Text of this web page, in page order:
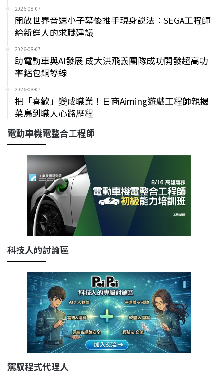
2026-08-07
開放世界音速小子幕後推手現身說法：SEGA工程師
給新鮮人的求職建議
2026-08-07
助電動車與AI發展 成大洪飛義團隊成功開發超高功
率鋁包銅導線
2026-08-07
把「喜歡」變成職業！日商Aiming遊戲工程師親揭
菜鳥到職人心路歷程
電動車機電整合工程師
科技人的討論區
駕馭程式代理人